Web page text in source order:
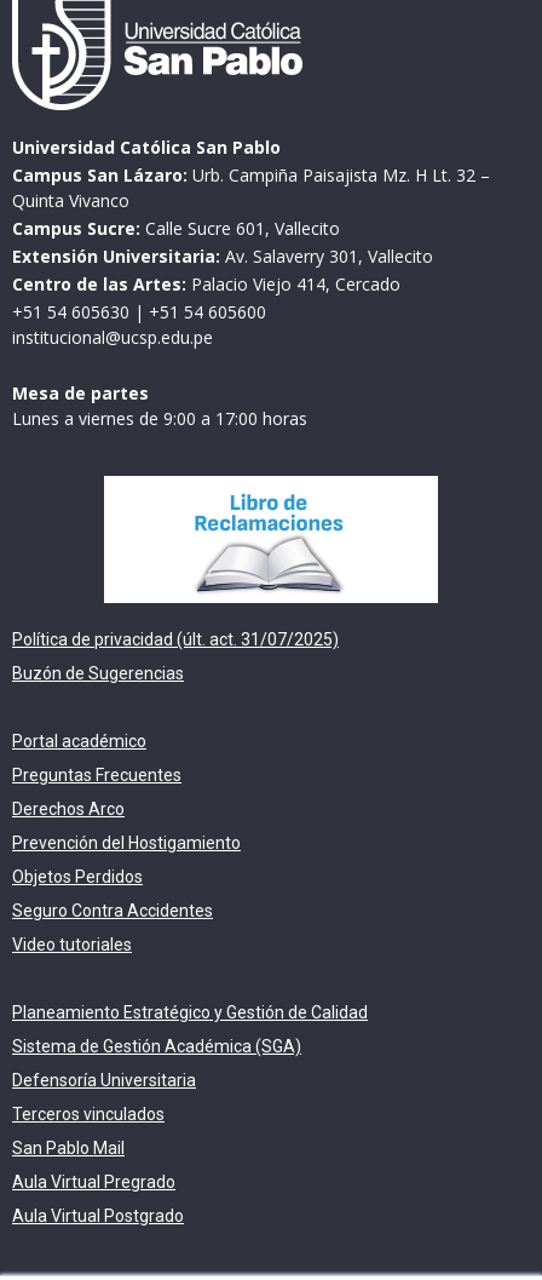
Universidad Católica San Pablo
Campus San Lázaro: Urb. Campiña Paisajista Mz. H Lt. 32 –
Quinta Vivanco
Campus Sucre: Calle Sucre 601, Vallecito
Extensión Universitaria: Av. Salaverry 301, Vallecito
Centro de las Artes: Palacio Viejo 414, Cercado
+51 54 605630 | +51 54 605600
institucional@ucsp.edu.pe
Mesa de partes
Lunes a viernes de 9:00 a 17:00 horas
Política de privacidad (últ. act. 31/07/2025)
Buzón de Sugerencias
Portal académico
Preguntas Frecuentes
Derechos Arco
Prevención del Hostigamiento
Objetos Perdidos
Seguro Contra Accidentes
Video tutoriales
Planeamiento Estratégico y Gestión de Calidad
Sistema de Gestión Académica (SGA)
Defensoría Universitaria
Terceros vinculados
San Pablo Mail
Aula Virtual Pregrado
Aula Virtual Postgrado